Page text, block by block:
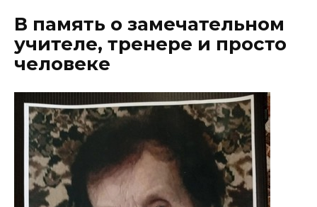
В память о замечательном
учителе, тренере и просто
человеке